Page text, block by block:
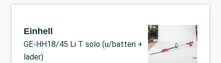
Einhell
GE-HH18/45 Li T solo (u/batteri +
lader)